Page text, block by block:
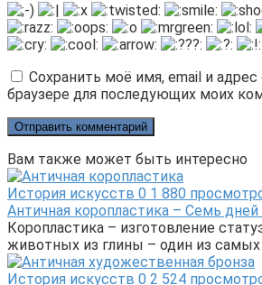
Сохранить моё имя, email и
браузере для последующих моих
Вам также может быть интересно
История искусств 0 1 880
Античная коропластика – Семь
Коропластика – изготовление
животных из глины – один из
История искусств 0 2 524